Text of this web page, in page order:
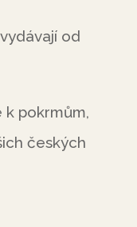
od
k pokrmům,
českých